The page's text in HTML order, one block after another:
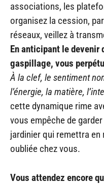
associations, les
organisez la cession,
réseaux, veillez à
En anticipant le devenir
gaspillage, vous
À la clef, le sentiment
l’énergie, la matière,
cette dynamique rime
vous empêche de
jardinier qui remettra
oubliée chez vous.
Vous attendez encore